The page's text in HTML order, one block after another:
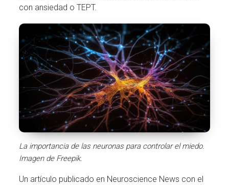
con ansiedad o TEPT.
La importancia de las neuronas para controlar el miedo.
Imagen de Freepik.
Un artículo publicado en Neuroscience News con el